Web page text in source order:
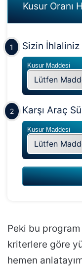
Kusur Oranı
1 Sizin İhlaliniz
Kusur Maddesi
2 Karşı Araç
Kusur Maddesi
Peki bu program
kriterlere göre
hemen